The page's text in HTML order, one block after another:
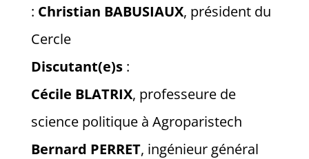
: Christian BABUSIAUX, président du
Cercle
Discutant(e)s:
Cécile BLATRIX, professeure de
science politique à Agroparistech
Bernard PERRET, ingénieur général